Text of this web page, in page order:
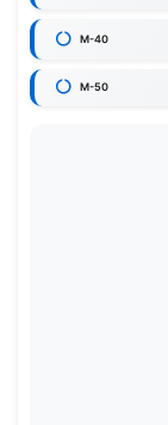
M-40
M-50